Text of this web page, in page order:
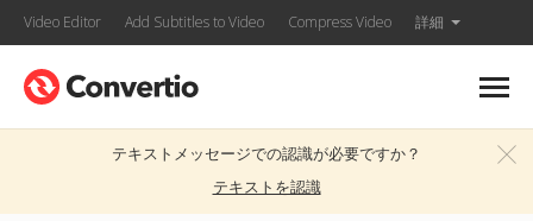
Video Editor Add Subtitles to Video Compress Video 詳細
テキストメッセージでの認識が必要ですか？
テキストを認識